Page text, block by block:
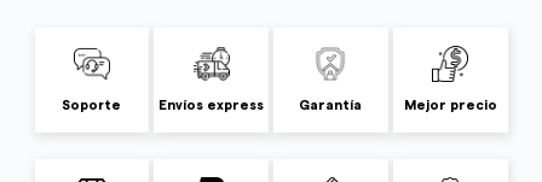
Soporte Envíos express Garantía Mejor precio